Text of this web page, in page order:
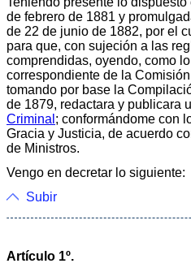
de febrero de 1881 y
de 22 de junio de 1882, por el
para que, con sujeción a las
comprendidas, oyendo, como
correspondiente de la
tomando por base la
de 1879, redactara y publicara
Criminal ; conformándome con
Gracia y Justicia, de acuerdo
de Ministros.
Vengo en decretar lo siguiente:
Subir
Artículo 1º.